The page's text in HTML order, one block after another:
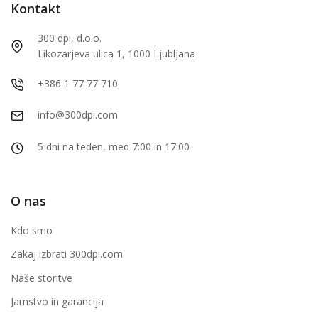
Kontakt
300 dpi, d.o.o.
Likozarjeva ulica 1, 1000 Ljubljana
+386 1 77 77 710
info@300dpi.com
5 dni na teden, med 7:00 in 17:00
O nas
Kdo smo
Zakaj izbrati 300dpi.com
Naše storitve
Jamstvo in garancija